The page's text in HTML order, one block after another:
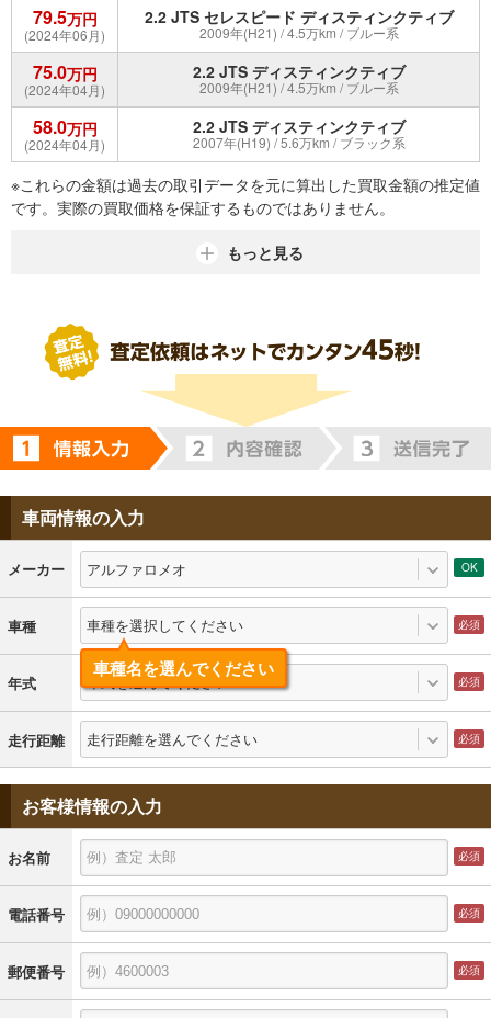
79.5万円
(2024年06月)
2.2 JTS セレスピード ディスティンクティブ
2009年(H21) / 4.5万km / ブルー系
75.0万円
(2024年04月)
2.2 JTS ディスティンクティブ
2009年(H21) / 4.5万km / ブルー系
58.0万円
(2024年04月)
2.2 JTS ディスティンクティブ
2007年(H19) / 5.6万km / ブラック系
※これらの金額は過去の取引データを元に算出した買取金額の推定値
です。実際の買取価格を保証するものではありません。
もっと見る
車両情報の入力
メーカー アルファロメオ
車種 車種を選択してください
車種名を選んでください
年式 年式を選んでください
走行距離 走行距離を選んでください
お客様情報の入力
お名前
電話番号
郵便番号